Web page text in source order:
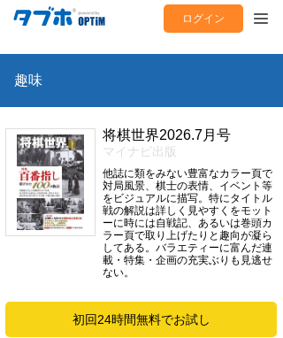
ログイン
趣味
将棋世界2026.7月号
マイナビ出版
他誌に類をみない豊富なカラー頁で
対局風景、棋士の表情、イベント等
をビジュアルに描写。特にタイトル
戦の解説は詳しく見やすくをモット
ーに時には自戦記、あるいは巻頭カ
ラー頁で取り上げたりと趣向が凝ら
してある。バラエティーに富んだ連
載・特集・企画の充実ぶりも見逃せ
ない。
初回24時間無料でお試し